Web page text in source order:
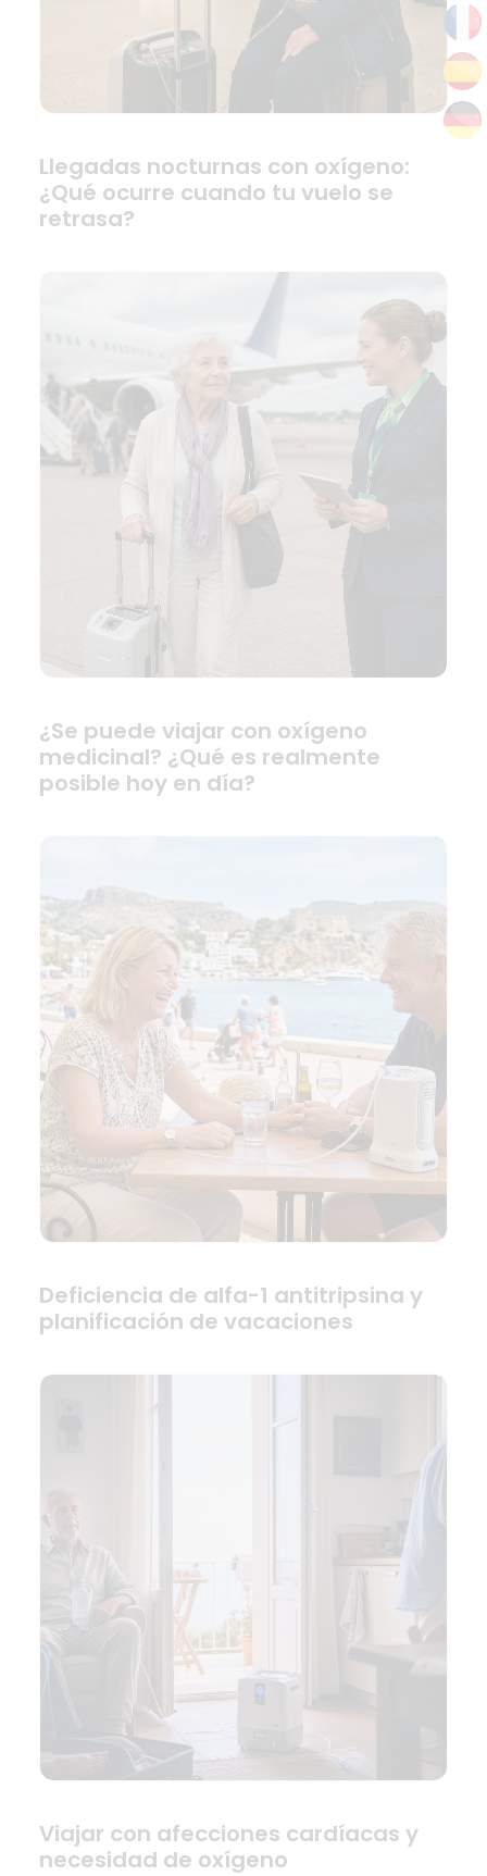
Llegadas nocturnas con oxígeno:
¿Qué ocurre cuando tu vuelo se
retrasa?
¿Se puede viajar con oxígeno
medicinal? ¿Qué es realmente
posible hoy en día?
Deficiencia de alfa-1 antitripsina y
planificación de vacaciones
Viajar con afecciones cardíacas y
necesidad de oxígeno